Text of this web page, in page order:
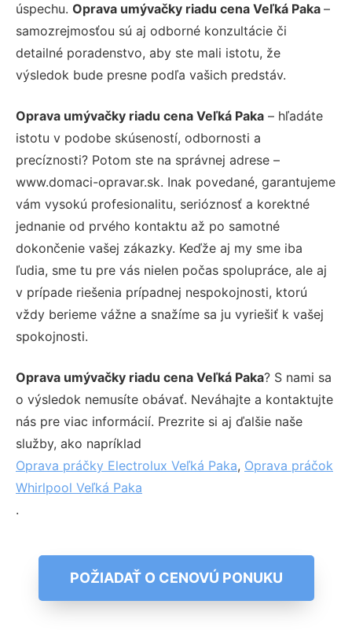
úspechu. Oprava umývačky riadu cena Veľká Paka –
samozrejmosťou sú aj odborné konzultácie či
detailné poradenstvo, aby ste mali istotu, že
výsledok bude presne podľa vašich predstáv.
Oprava umývačky riadu cena Veľká Paka – hľadáte
istotu v podobe skúseností, odbornosti a
precíznosti? Potom ste na správnej adrese –
www.domaci-opravar.sk. Inak povedané, garantujeme
vám vysokú profesionalitu, serióznosť a korektné
jednanie od prvého kontaktu až po samotné
dokončenie vašej zákazky. Keďže aj my sme iba
ľudia, sme tu pre vás nielen počas spolupráce, ale aj
v prípade riešenia prípadnej nespokojnosti, ktorú
vždy berieme vážne a snažíme sa ju vyriešiť k vašej
spokojnosti.
Oprava umývačky riadu cena Veľká Paka? S nami sa
o výsledok nemusíte obávať. Neváhajte a kontaktujte
nás pre viac informácií. Prezrite si aj ďalšie naše
služby, ako napríklad
Oprava práčky Electrolux Veľká Paka, Oprava práčok
Whirlpool Veľká Paka
.
POŽIADAŤ O CENOVÚ PONUKU